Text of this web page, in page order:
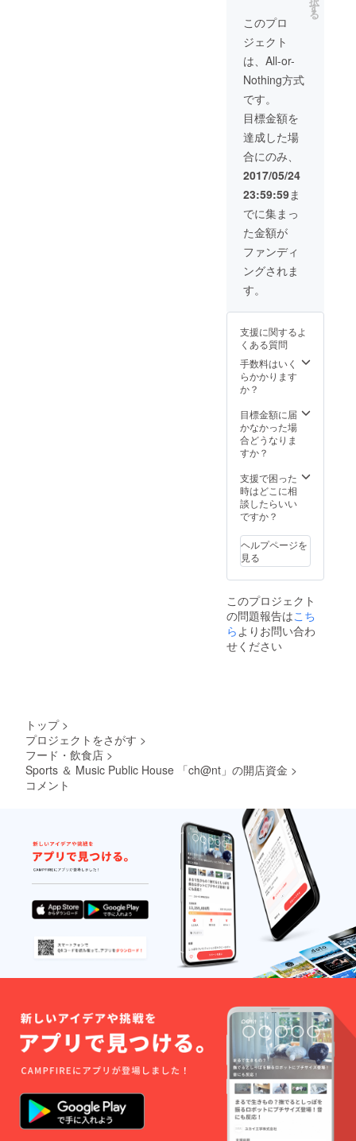
ン・サ
ポー
タータ
ンブ
ラー ・
ch＠nt
円分 ・
お礼の
手紙 ・
当店
web
ページ
にサ
ポー
ター
ネーム
の記載
サービ
ス
イベン
ト優先
予約
レセ
ティに
ご招待
年
に二度
当店主
催イベ
ントへ
無料ご
招待
（お好
きなイ
ベント
にお申
す。飲
別） ・
MEGAS
TOPPE
R DOMI
デザイ
ポー
ターT
シャツ
・
TOPPE
R DOMI
デザイ
ン・サ
タータ
ンブ
ラー ・
ch＠nt
ト2000
円分 ・
お礼の
手紙 ・
当店
ナーギ
フト
（年４
回、計
上利益
のうち
バー頭
割りで
ch＠nt
チケッ
トにて
プレゼ
ント）
飲
食費常
時
10％OF
F
記念日
ど、年
あなた
だけの
記念イ
ベント
の制作
催 （但
し来場
者の飲
食代は
頂きま
す。）
来
店時、
全員に
ワンド
リンク
サービ
イベン
ト優先
予約
レセ
プショ
無料ご
招待
きなイ
ベント
にお申
込み頂
けま
す。飲
食代は
別） ・
MEGAS
TOPPE
R DOMI
デザイ
ン・サ
ポー
・
MEGAS
TOPPE
R DOMI
デザイ
ン・サ
ポー
タータ
ンブ
ラー ・
す
る
このプロ
ジェクト
は、All-or-
Nothing方式
です。
目標金額を
達成した場
合にのみ、
2017/05/24
23:59:59ま
でに集まっ
た金額が
ファンディ
ングされま
す。
支援に関するよ
くある質問
手数料はいく
らかかります
か？
目標金額に届
かなかった場
合どうなりま
すか？
支援で困った
時はどこに相
談したらいい
ですか？
ヘルプページを
見る
このプロジェクト
の問題報告はこち
らよりお問い合わ
せください
トップ >
プロジェクトをさがす >
フード・飲食店 >
Sports ＆ Music Public House 「ch@nt」の開店資金 >
コメント